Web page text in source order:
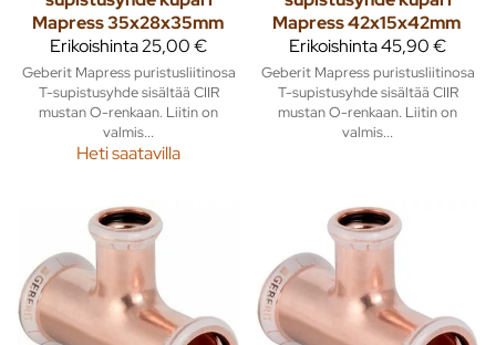
Mapress 35x28x35mm
Erikoishinta25,00 €
Geberit Mapress puristusliitinosa
T-supistusyhde sisältää CIIR
mustan O-renkaan. Liitin on
valmis...
Heti saatavilla
Mapress 42x15x42mm
Erikoishinta45,90 €
Geberit Mapress puristusliitinosa
T-supistusyhde sisältää CIIR
mustan O-renkaan. Liitin on
valmis...